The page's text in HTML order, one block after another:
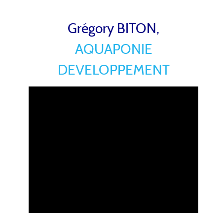
Grégory BITON,
AQUAPONIE
DEVELOPPEMENT